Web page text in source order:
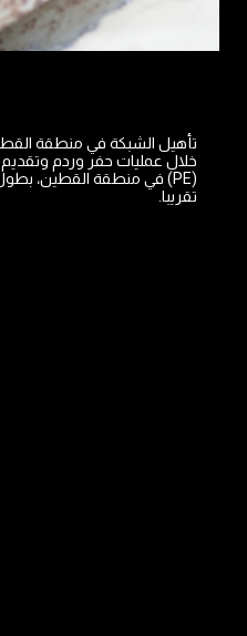
تأهيل الشبكة في منطقة
خلال عمليات حفر وردم
تقريبا.